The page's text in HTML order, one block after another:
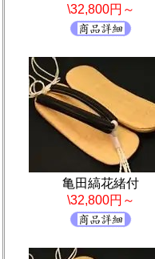
\32,800円～
亀田縞花緒付
\32,800円～